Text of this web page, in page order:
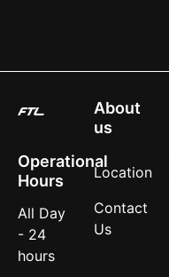
Operational
Hours
All Day
- 24
hours
About
us
Location
Contact
Us